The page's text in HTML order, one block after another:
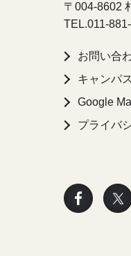
〒004-8602
TEL.011-
お問い合
キャンパ
Google
プライバ